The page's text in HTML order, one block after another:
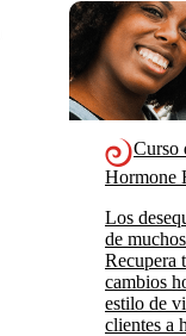
Curso
Hormone
Los
de
Recupera
cambios
estilo de
clientes a